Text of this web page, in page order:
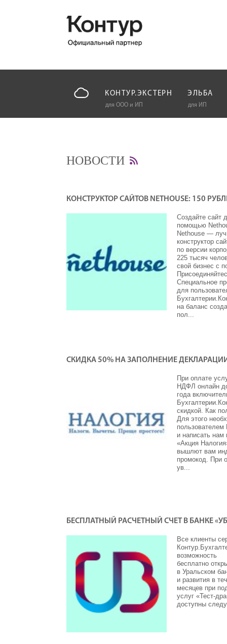
КОНТУР.ЭКСТЕРН
для ООО и ИП
ЭЛЬБА
для ИП
НОВОСТИ
КОНСТРУКТОР САЙТОВ NETHOUSE: 150
Создайте сайт
помощью
Nethouse —
конструктор
по версии
225 тысяч
свой бизнес с
Специальное
для
на баланс
пол...
СКИДКА 50% НА ЗАПОЛНЕНИЕ
При оплате
НДФЛ онлайн
года
скидкой. Как
Для этого
пользователем
и написать нам
«Акция
вышлют вам
промокод. При
ув...
БЕСПЛАТНЫЙ РАСЧЕТНЫЙ СЧЕТ В БАНКЕ
Все клиенты
возможность
бесплатно
в Уральском
и развития в
месяцев при
услуг «Тест-
доступны